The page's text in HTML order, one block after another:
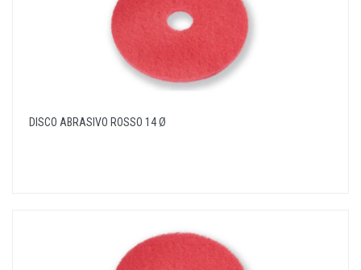
DISCO ABRASIVO ROSSO 14 Ø